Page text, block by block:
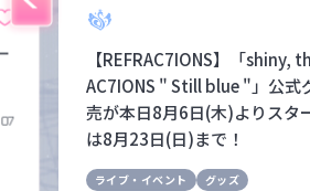
【REFRAC7IONS】「shiny,
AC7IONS " Still blue "」公式
売が本日8月6日(木)よりスタ
は8月23日(日)まで！
ライブ・イベント グッズ